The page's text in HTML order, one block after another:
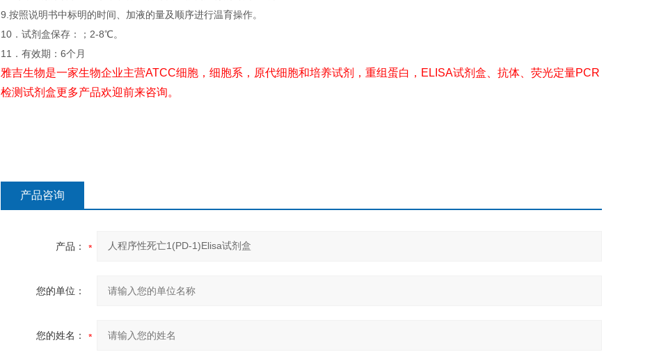
9.按照说明书中标明的时间、加液的量及顺序进行温育操作。
10．试剂盒保存：；2-8℃。
11．有效期：6个月
雅吉生物是一家生物企业主营ATCC细胞，细胞系，原代细胞和培养试剂，重组蛋白，ELISA试剂盒、抗体、荧光定量PCR
检测试剂盒更多产品欢迎前来咨询。
产品咨询
产品：
您的单位：
您的姓名：